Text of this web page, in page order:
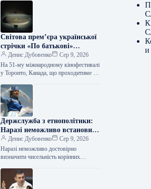
Світова прем’єра української
стрічки «По батькові»
відбудеться на кінофестивалі
в Торонто.
Денис Дубовенко
Сер 9, 2026
На 51-му міжнародному кінофестивалі
у Торонто, Канада, що проходитиме з
Держслужба з етнополітики:
Наразі неможливо встановити
точну кількість корінних
народів України
Денис Дубовенко
Сер 9, 2026
Наразі неможливо достовірно
визначити чисельність корінних
нового перепису населення та
окупацію Криму. Це питання було
и